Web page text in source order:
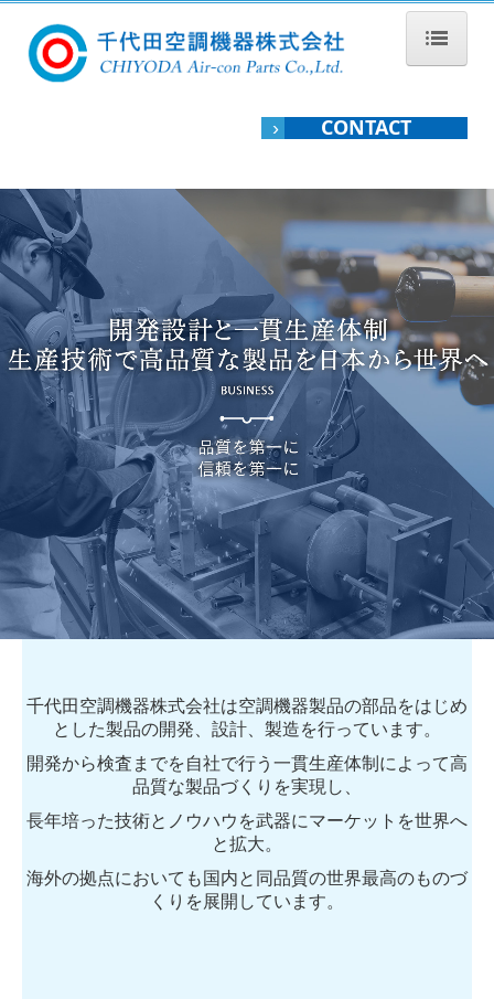
HOME
経営理念
会社概要
アクセス
拠点紹介
関連会社
品質保証
CSR活動
事業内容
事業内容
製品紹介
研究開発
活動内容
記事一覧
イベント・受賞
採用情報
› CONTACT
千代田空調機器株式会社は空調機器製品の部品をはじめ
とした製品の開発、設計、製造を行っています。
開発から検査までを自社で行う一貫生産体制によって高
品質な製品づくりを実現し、
長年培った技術とノウハウを武器にマーケットを世界へ
と拡大。
海外の拠点においても国内と同品質の世界最高のものづ
くりを展開しています。